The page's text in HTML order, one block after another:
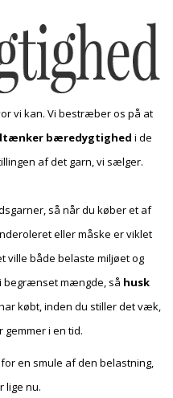
vi kan. Vi bestræber os på at
bæredygtighed i de
af det garn, vi sælger.
så når du køber et af
eller måske er viklet
ville både belaste miljøet og
begrænset mængde, så husk
købt, inden du stiller det væk,
gemmer i en tid.
for en smule af den belastning,
lige nu.